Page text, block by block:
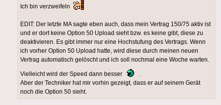
Ich bin verzweifeln
EDIT: Der letzte MA sagte eben auch, dass mein Vertrag 150/75 aktiv ist
und er dort keine Option 50 Upload sieht bzw. es keine gibt, diese zu
deaktivieren. Es gibt immer nur eine Hochstufung des Vertrags. Wenn
ich vorher Option 50 Upload hatte, wird diese durch meinen neuen
Vertrag automatisch gelöscht und ich soll nochmal eine Woche warten.
Vielleicht wird der Speed dann besser
.
Aber der Techniker hat mir vorhin gezeigt, dass er auf seinem Gerät
noch die Option 50 sieht.